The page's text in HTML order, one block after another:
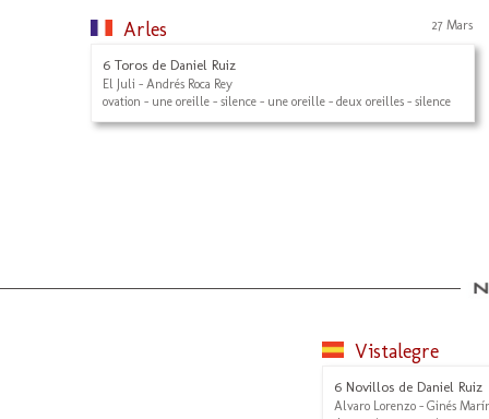
Arles 27 Mars
6 Toros de Daniel Ruiz
El Juli - Andrés Roca Rey
ovation - une oreille - silence - une oreille - deux oreilles - silence
Vistalegre
6 Novillos de Daniel Ruiz
Alvaro Lorenzo - Ginés